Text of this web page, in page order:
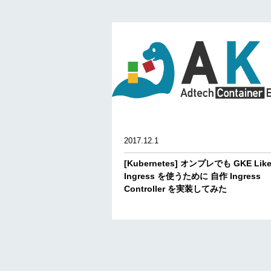
2017.12.1
[Kubernetes] オンプレでも GKE
Ingress を使うために 自作 Ingress
Controller を実装してみた